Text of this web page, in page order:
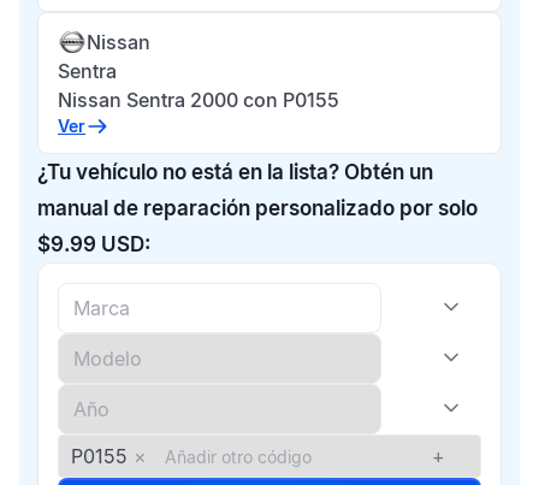
Nissan
Sentra
Nissan Sentra 2000 con P0155
Ver
¿Tu vehículo no está en la lista? Obtén un
manual de reparación personalizado por solo
$9.99 USD:
P0155 × +